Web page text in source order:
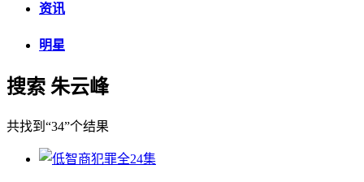
资讯
明星
搜索 朱云峰
共找到 “34”个结果
全24集